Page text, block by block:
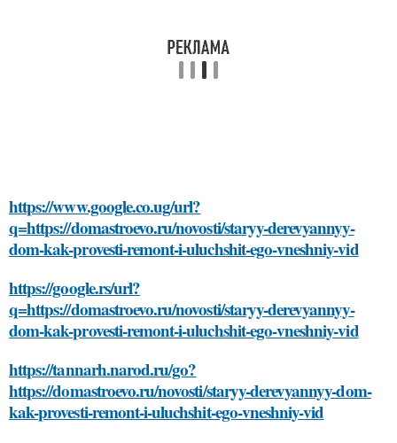
https://www.google.co.ug/url?
q=https://domastroevo.ru/novosti/staryy-derevyannyy-
dom-kak-provesti-remont-i-uluchshit-ego-vneshniy-vid
https://google.rs/url?
q=https://domastroevo.ru/novosti/staryy-derevyannyy-
dom-kak-provesti-remont-i-uluchshit-ego-vneshniy-vid
https://tannarh.narod.ru/go?
https://domastroevo.ru/novosti/staryy-derevyannyy-dom-
kak-provesti-remont-i-uluchshit-ego-vneshniy-vid